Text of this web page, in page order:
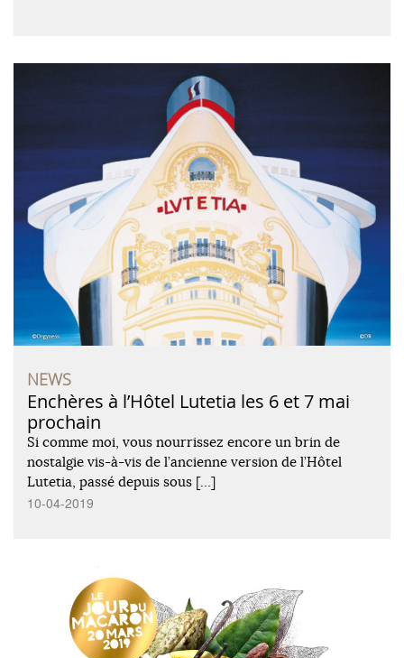
NEWS
Enchères à l’Hôtel Lutetia les 6 et 7 mai
prochain
Si comme moi, vous nourrissez encore un brin de
nostalgie vis-à-vis de l’ancienne version de l’Hôtel
Lutetia, passé depuis sous […]
10-04-2019